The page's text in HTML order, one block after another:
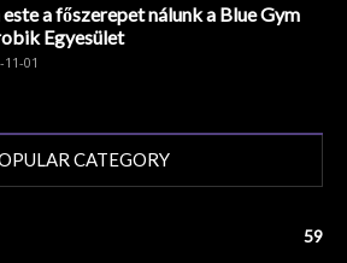
a főszerepet nálunk a Blue Gym
Egyesület
11-01
CATEGORY
59